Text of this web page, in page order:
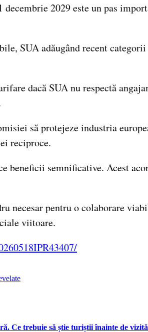
2029 este un pas
SUA adăugând recent
dacă SUA nu respectă
să protejeze industria
reciproce.
beneficii semnificative. Acest
necesar pentru o colaborare
viitoare.
Ce trebuie să știe turiștii înainte de